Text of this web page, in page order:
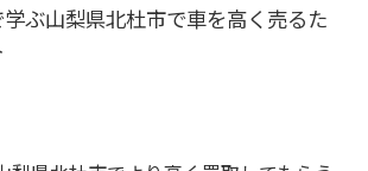
ぶ山梨県北杜市で車を高く売るた